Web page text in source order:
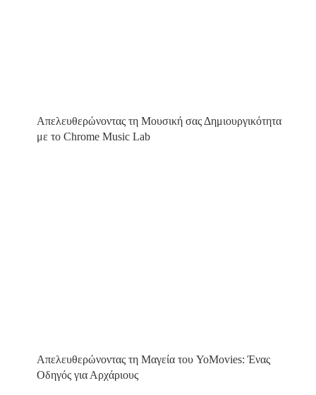
Απελευθερώνοντας τη Μουσική σας Δημιουργικότητα
με το Chrome Music Lab
Απελευθερώνοντας τη Μαγεία του YoMovies: Ένας
Οδηγός για Αρχάριους